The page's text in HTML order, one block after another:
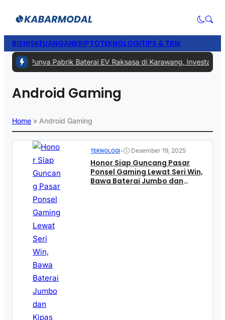
BISNISKEUANGANKRIPTOTEKNOLOGITIPS & TRIK
Punya Pabrik Baterai EV Raksasa di Karawang, Investasinya
Android Gaming
Home » Android Gaming
TEKNOLOGI• Desember 19, 2025
Honor Siap Guncang Pasar
Ponsel Gaming Lewat Seri Win,
Bawa Baterai Jumbo dan